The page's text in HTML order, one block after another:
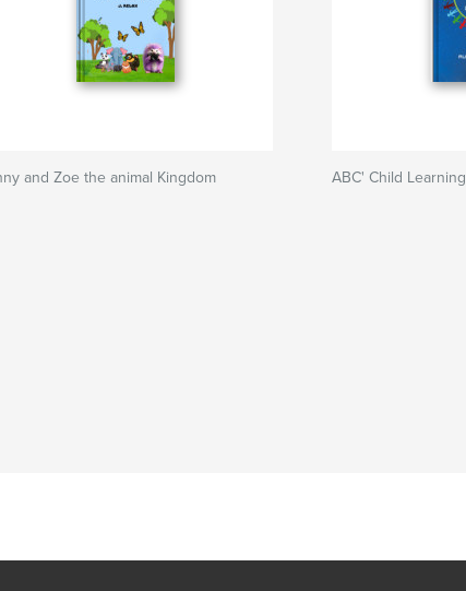
and Zoe the animal Kingdom ABC' Child Learning